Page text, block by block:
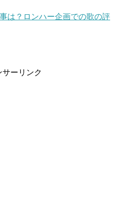
は？ロンハー企画での歌の評
サーリンク